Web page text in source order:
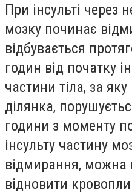
При інсульті через
мозку починає
відбувається
годин від початку
частини тіла, за
ділянка,
години з моменту
інсульту частину
відмирання, можна
відновити